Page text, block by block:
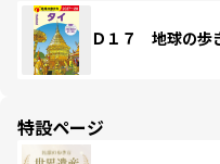
Ｄ１７ 地球の
特設ページ